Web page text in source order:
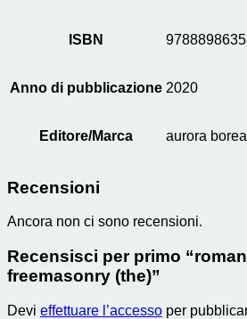
ISBN
Anno di pubblicazione 2020
Editore/Marca aurora
Recensioni
Ancora non ci sono recensioni.
Recensisci per primo
freemasonry (the)”
Devi effettuare l’accesso per